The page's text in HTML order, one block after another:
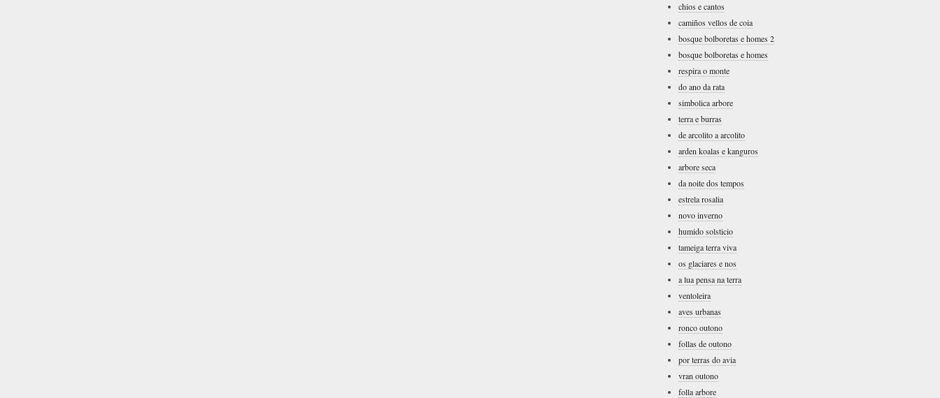
chios e cantos
camiños vellos de coia
bosque bolboretas e homes 2
bosque bolboretas e homes
respira o monte
do ano da rata
simbolica arbore
terra e burras
de arcolito a arcolito
arden koalas e kanguros
arbore seca
da noite dos tempos
estrela rosalia
novo inverno
humido solsticio
tameiga terra viva
os glaciares e nos
a lua pensa na terra
ventoleira
aves urbanas
ronco outono
follas de outono
por terras do avia
vran outono
folla arbore